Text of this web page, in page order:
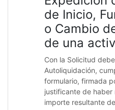
de Inicio,
o Cambio
de una
Con la Solicitud
Autoliquidación,
formulario, firmada
justificante de haber
importe resultante